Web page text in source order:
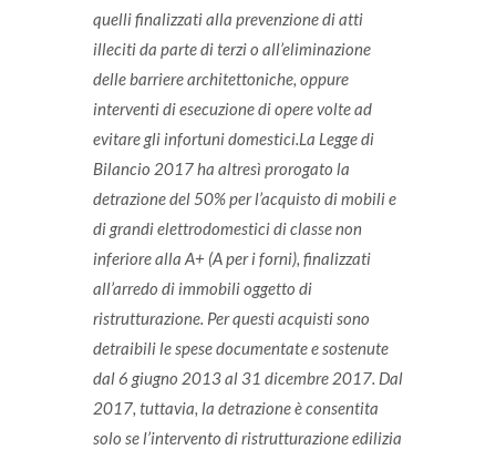
quelli finalizzati alla prevenzione di atti
illeciti da parte di terzi o all’eliminazione
delle barriere architettoniche, oppure
interventi di esecuzione di opere volte ad
evitare gli infortuni domestici.La Legge di
Bilancio 2017 ha altresì prorogato la
detrazione del 50% per l’acquisto di mobili e
di grandi elettrodomestici di classe non
inferiore alla A+ (A per i forni), finalizzati
all’arredo di immobili oggetto di
ristrutturazione. Per questi acquisti sono
detraibili le spese documentate e sostenute
dal 6 giugno 2013 al 31 dicembre 2017. Dal
2017, tuttavia, la detrazione è consentita
solo se l’intervento di ristrutturazione edilizia